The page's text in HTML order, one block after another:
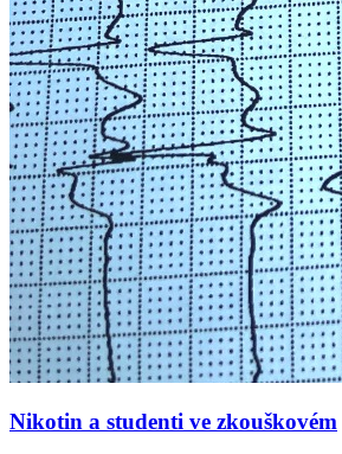
Nikotin a studenti ve zkouškovém